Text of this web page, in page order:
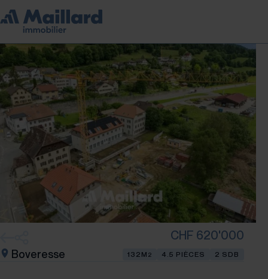
CHF 620'000
Boveresse 132M 2 4.5 PIÈCES 2 SDB